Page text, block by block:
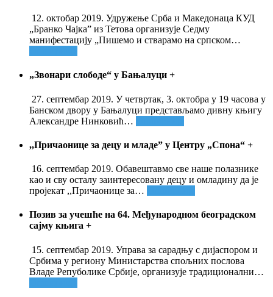
12. октобар 2019. Удружење Срба и Македонаца КУД
„Бранко Чајка” из Тетова организује Седму
манифестацију „Пишемо и стварамо на српском…
„Звонари слободе“ у Бањалуци +
27. септембар 2019. У четвртак, 3. октобра у 19 часова у
Банском двору у Бањалуци представљамо дивну књигу
Александре Нинковић…
,,Причаонице за децу и младе” у Центру „Спона“ +
16. септембар 2019. Обавештавмо све наше полазнике
као и сву осталу заинтересовану децу и омладину да је
пројекат ,,Причаонице за…
Позив за учешће на 64. Међународном београдском
сајму књига +
15. септембар 2019. Управа за сарадњу с дијаспором и
Србима у региону Министарства спољних послова
Владе Репуболике Србије, организује традиционални…